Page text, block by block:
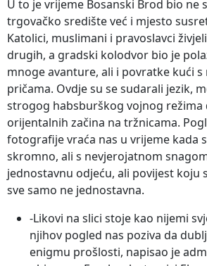
U to je vrijeme Bosanski Brod bio ne
trgovačko središte već i mjesto
Katolici, muslimani i pravoslavci
drugih, a gradski kolodvor bio je
mnoge avanture, ali i povratke kući
pričama. Ovdje su se sudarali jezik,
strogog habsburškog vojnog režima
orijentalnih začina na tržnicama.
fotografije vraća nas u vrijeme kada
skromno, ali s nevjerojatnom
jednostavnu odjeću, ali povijest koju
sve samo ne jednostavna.
-Likovi na slici stoje kao nijemi
njihov pogled nas poziva da
enigmu prošlosti, napisao je